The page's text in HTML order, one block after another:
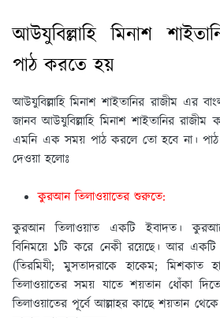
আউযুবিল্লাহি মিনাশ
পাঠ করতে হয়
আউযুবিল্লাহি মিনাশ শাইতানির রাজীম এর
জানব আউযুবিল্লাহি মিনাশ শাইতানির
এমনি এক সময় পাঠ করলে তো হবে না। পাঠ
দেওয়া হলোঃ
কুরআন তিলাওয়াতের শুরুতে:
কুরআন তিলাওয়াত একটি ইবাদত।
বিনিময়ে ১টি করে নেকী রয়েছে। আর একটি
(তিরমিযী; মুসতাদরাকে হাকেম;
তিলাওয়াতের সময় যাতে শয়তান ধোঁকা
তিলাওয়াতের পূর্বে আল্লাহর কাছে শয়তান